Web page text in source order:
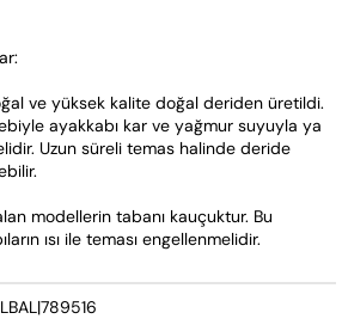
ve yüksek kalite doğal deriden üretildi.
ayakkabı kar ve yağmur suyuyla ya
Uzun süreli temas halinde deride
modellerin tabanı kauçuktur. Bu
ısı ile teması engellenmelidir.